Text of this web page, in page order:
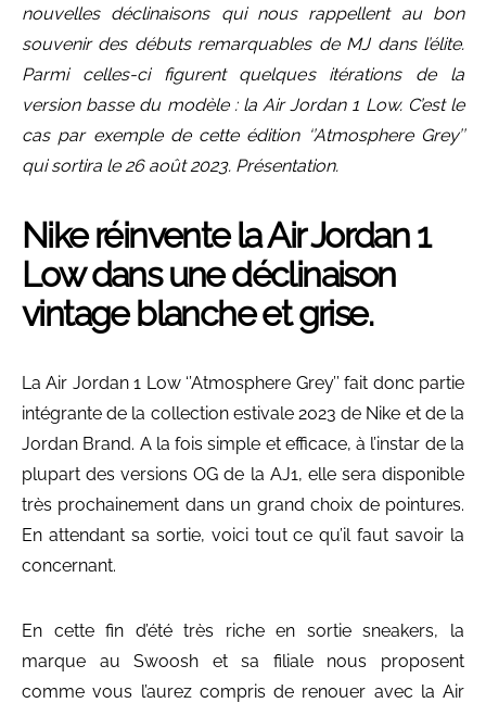
nouvelles déclinaisons qui nous rappellent au bon
souvenir des débuts remarquables de MJ dans l’élite.
Parmi celles-ci figurent quelques itérations de la
version basse du modèle : la Air Jordan 1 Low. C’est le
cas par exemple de cette édition ‘’Atmosphere Grey’’
qui sortira le 26 août 2023. Présentation.
Nike réinvente la Air Jordan 1
Low dans une déclinaison
vintage blanche et grise.
La Air Jordan 1 Low ‘’Atmosphere Grey’’ fait donc partie
intégrante de la collection estivale 2023 de Nike et de la
Jordan Brand. A la fois simple et efficace, à l’instar de la
plupart des versions OG de la AJ1, elle sera disponible
très prochainement dans un grand choix de pointures.
En attendant sa sortie, voici tout ce qu’il faut savoir la
concernant.
En cette fin d’été très riche en sortie sneakers, la
marque au Swoosh et sa filiale nous proposent
comme vous l’aurez compris de renouer avec la Air